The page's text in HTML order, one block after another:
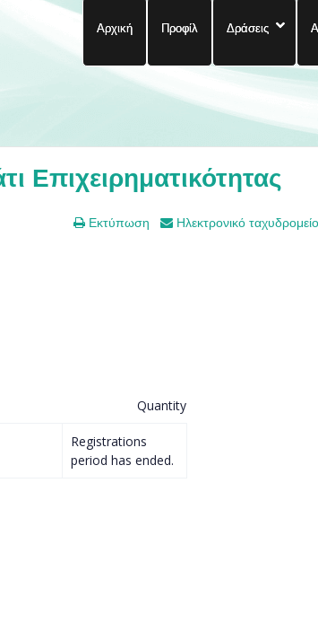
Αρχική Προφίλ Δράσεις
Επιχειρηματικότητας
Εκτύπωση Ηλεκτρονικό ταχυδρομείο